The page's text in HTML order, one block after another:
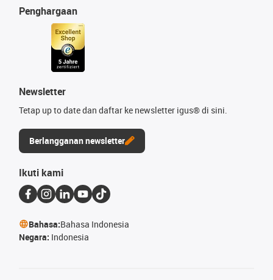
Penghargaan
Newsletter
Tetap up to date dan daftar ke newsletter igus® di sini.
Berlangganan newsletter
Ikuti kami
Bahasa:Bahasa Indonesia
Negara: Indonesia